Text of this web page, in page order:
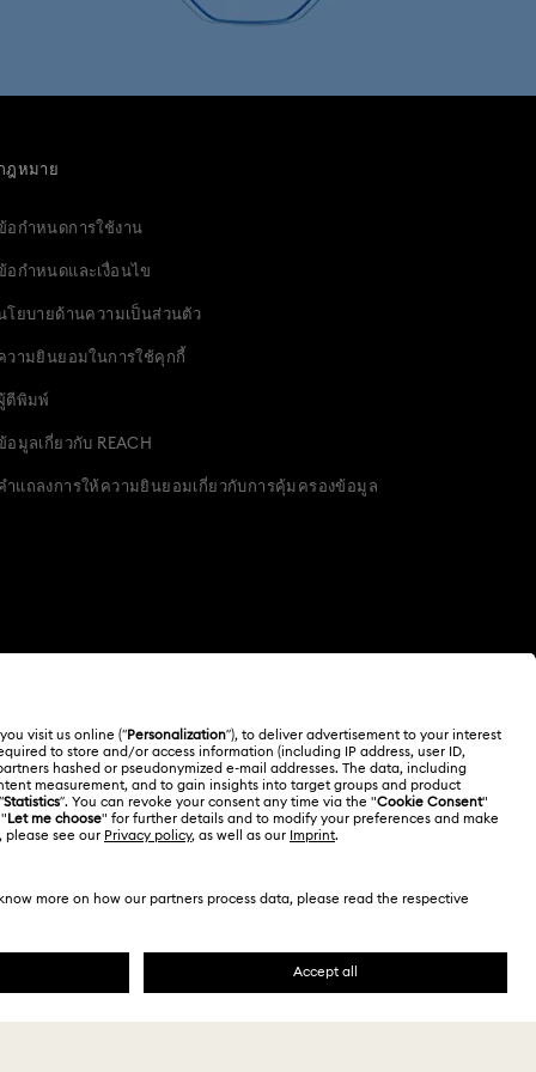
วัญสำหรับเจ้าสาว
ลพิเศษ ของขวัญสุดหรูและของขวัญล้ำค่า
ชิ้นงานตั้งโชว์รูปนกแก้ว
ประดับ ฟิกเกอร์ และชาร์มรูปหัวใจ
ฎหมาย
อกำหนดการใช้งาน
อกำหนดและเงื่อนไข
โยบายด้านความเป็นส่วนตัว
วามยินยอมในการใช้คุกกี้
ตีพิมพ์
อมูลเกี่ยวกับ REACH
ำแถลงการให้ความยินยอมเกี่ยวกับการคุ้มครองข้อมูล